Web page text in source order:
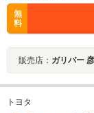
無
料
販売店： ガリバー
トヨタ